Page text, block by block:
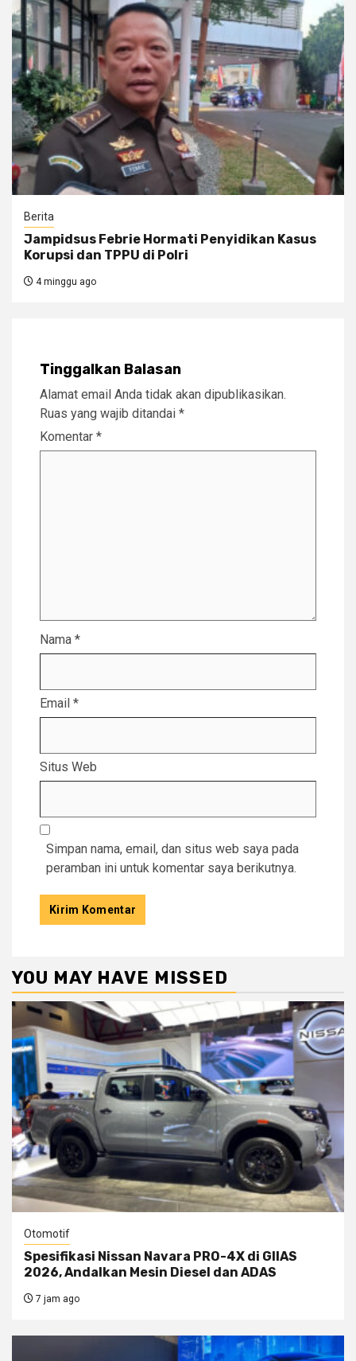
Berita
Jampidsus Febrie Hormati Penyidikan Kasus
Korupsi dan TPPU di Polri
4 minggu ago
Tinggalkan Balasan
Alamat email Anda tidak akan dipublikasikan.
Ruas yang wajib ditandai *
Komentar *
Nama *
Email *
Situs Web
Simpan nama, email, dan situs web saya pada
peramban ini untuk komentar saya berikutnya.
YOU MAY HAVE MISSED
Otomotif
Spesifikasi Nissan Navara PRO-4X di GIIAS
2026, Andalkan Mesin Diesel dan ADAS
7 jam ago